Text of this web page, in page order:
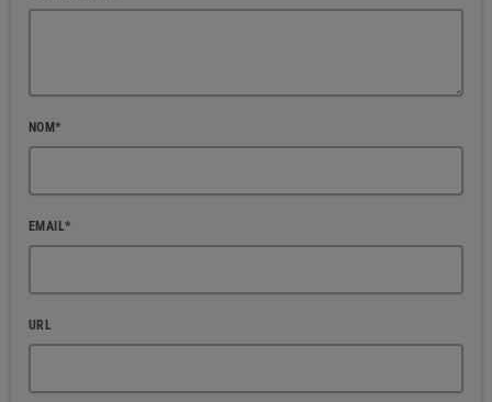
NOM*
EMAIL*
URL